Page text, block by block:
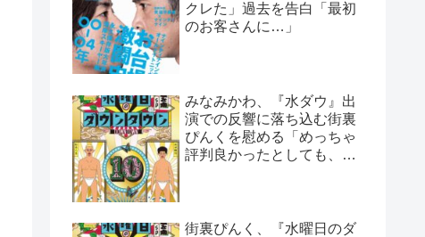
クレた」過去を告白「最初
のお客さんに…」
みなみかわ、『水ダウ』出
演での反響に落ち込む街裏
ぴんくを慰める「めっちゃ
評判良かったとしても、や
街裏ぴんく、『水曜日のダ